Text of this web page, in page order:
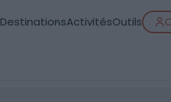
DestinationsActivitésOutils